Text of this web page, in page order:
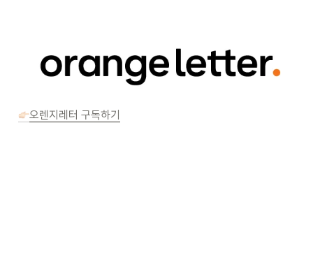
오렌지레터 구독하기